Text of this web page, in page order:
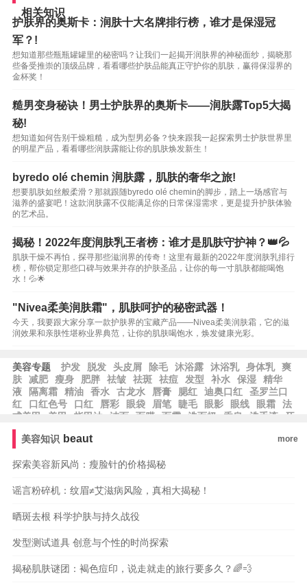
相关知识
护肤界的奥斯卡：润肤十大名牌排行榜，谁才是保湿冠
军？!
想知道那些瓶瓶罐罐里的秘密吗？让我们一起揭开润肤界的神秘面纱，揭晓那
些备受推崇的顶级品牌，看看哪些护肤品能真正守护你的肌肤，赢得保湿界的
金杯奖！
糙男变身秘诀！男士护肤界的奥斯卡——润肤露Top5大揭
秘!
想知道如何告别干燥粗糙，成为型男必备？快来跟我一起探索男士护肤世界里
的明星产品，看看哪些润肤露能让你的肌肤焕发新生！
byredo olé chemin 润肤露，肌肤的奢华之旅!
想要肌肤如丝般柔滑？那就跟随byredo olé chemin的脚步，踏上一场感官与
滋养的盛宴吧！这款润肤露不仅能满足你的日常保湿需求，更是提升护肤体验
的艺术品。
揭秘！2022年度润肤乳王者榜：谁才是肌肤守护神？👑💦
肌肤干燥不再怕，探寻那些滋润界的传奇！这里有最新的2022年度润肤乳排行
榜，帮你锁定那些口碑与效果并存的护肤圣品，让你的每一寸肌肤都能喝饱
水！💦🌟
"Nivea柔美润肤霜"，肌肤呵护的秘密武器！
今天，我要跟大家分享一款护肤界的宝藏产品——Nivea柔美润肤霜，它的滋
润效果和亲肤性堪称业界典范，让你的肌肤喝饱水，焕发健康光彩。
美容专题 护发 脱发 头皮屑 除毛 沐浴露 沐浴乳 身体乳
爽
肤
减肥 瘦身 肥胖 祛皱 祛斑 祛痘 发型 补水 保湿
精华
液
隔离霜 精油 香水 古龙水 唇膏 腮红 迪奥口红
圣罗兰口
红
口红色号 口红 唇彩 眼袋 眉笔 睫毛 眼影 眼线 眼霜
法
式美甲
美甲 指甲油 洁面 面膜 面霜 洗面奶 香皂 洗手液
牙
膏
美容知识 beaut more
探索美容新风尚：瘦脸针的价格揭秘
谣言粉碎机：纹眉≠艾滋病风险，真相大揭秘！
晒斑去根 科学护肤与持久战役
发型测试道具 创意与个性的时尚探索
揭秘肌肤谜团：褐色痘印，说走就走的旅行要多久？🌈💨